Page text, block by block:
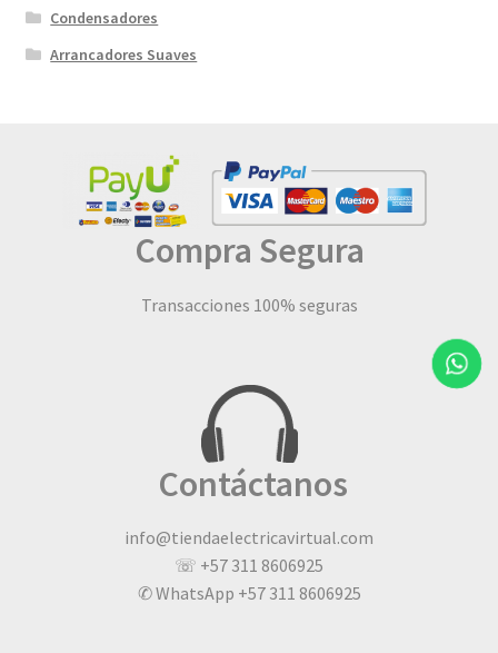
Condensadores
Arrancadores Suaves
Compra Segura
Transacciones 100% seguras
Contáctanos
info@tiendaelectricavirtual.com
☏ +57 311 8606925
✆ WhatsApp +57 311 8606925